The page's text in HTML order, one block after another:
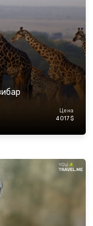
Цена
4 017 $